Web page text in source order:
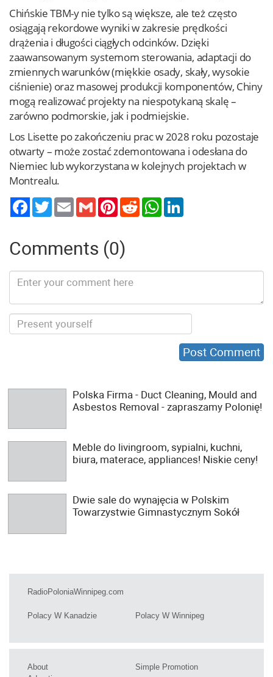
Chińskie TBM-y nie tylko są większe, ale też często
osiągają rekordowe wyniki w zakresie prędkości
drążenia i długości ciągłych odcinków. Dzięki
zaawansowanym systemom sterowania, adaptacji do
zmiennych warunków (miękkie osady, skały, wysokie
ciśnienie) oraz masowej produkcji komponentów, Chiny
mogą realizować projekty na niespotykaną skalę –
zarówno podmorskie, jak i podmiejskie.
Los Lisette po zakończeniu prac w 2028 roku pozostaje
otwarty – może zostać zdemontowana i odesłana do
Niemiec lub wykorzystana w kolejnych projektach w
Montrealu.
TwitterEmail Gmail PinterestReddit WhatsApp
Comments (0)
Polska Firma - Duct Cleaning, Mould and
Asbestos Removal - zapraszamy Polonię!
Meble do livingroom, sypialni, kuchni,
biura, materace, appliances! Niskie ceny!
Dwie sale do wynajęcia w Polskim
Towarzystwie Gimnastycznym Sokół
RadioPoloniaWinnipeg.com
Polacy W Kanadzie Polacy W Winnipeg
About
Simple Promotion